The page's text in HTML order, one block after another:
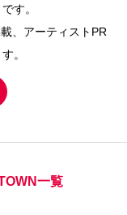
す。
、アーティストPR
。
一覧